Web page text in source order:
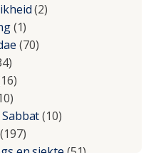
(2)
(1)
(70)
(10)
(197)
en siekte(51)